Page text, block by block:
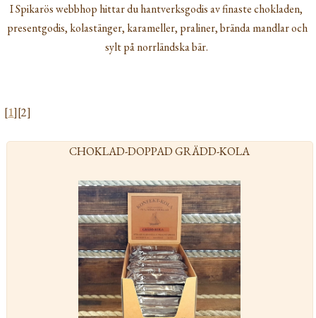
I Spikarös webbhop hittar du hantverksgodis av finaste chokladen,
presentgodis, kolastänger, karameller, praliner, brända mandlar och
sylt på norrländska bär.
[1][2]
CHOKLAD-DOPPAD GRÄDD-KOLA